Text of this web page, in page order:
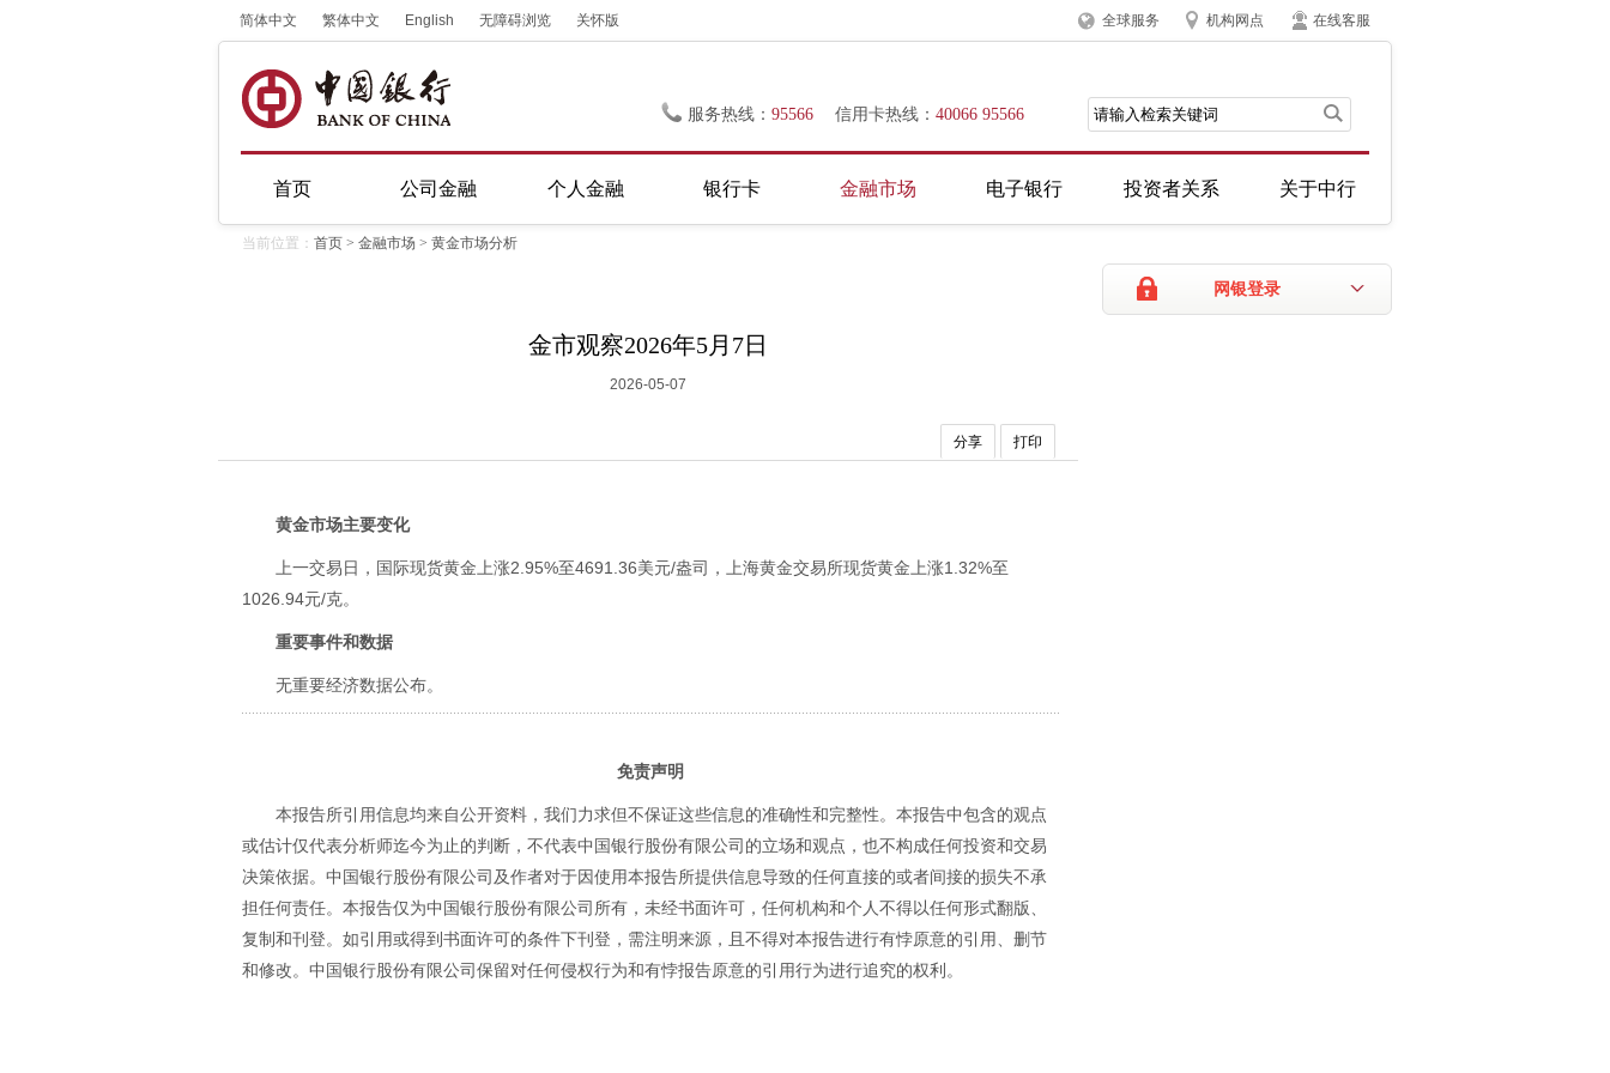
简体中文 繁体中文 English 无障碍浏览 关怀版 全球服务 机构网点 在线客服
服务热线： 95566 信用卡热线： 40066 95566
首页 公司金融 个人金融 银行卡 金融市场 电子银行 投资者关系 关于中行
当前位置： 首页 > 金融市场 > 黄金市场分析
网银登录
金市观察2026年5月7日
2026-05-07
分享 打印
黄金市场主要变化
上一交易日，国际现货黄金上涨2.95%至4691.36美元/盎司，上海黄金交易所现货黄金上涨1.32%至
1026.94元/克。
重要事件和数据
无重要经济数据公布。
免责声明
本报告所引用信息均来自公开资料，我们力求但不保证这些信息的准确性和完整性。本报告中包含的观点
或估计仅代表分析师迄今为止的判断，不代表中国银行股份有限公司的立场和观点，也不构成任何投资和交易
决策依据。中国银行股份有限公司及作者对于因使用本报告所提供信息导致的任何直接的或者间接的损失不承
担任何责任。本报告仅为中国银行股份有限公司所有，未经书面许可，任何机构和个人不得以任何形式翻版、
复制和刊登。如引用或得到书面许可的条件下刊登，需注明来源，且不得对本报告进行有悖原意的引用、删节
和修改。中国银行股份有限公司保留对任何侵权行为和有悖报告原意的引用行为进行追究的权利。